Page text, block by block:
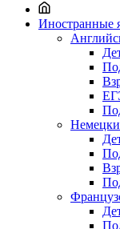
Иностранные